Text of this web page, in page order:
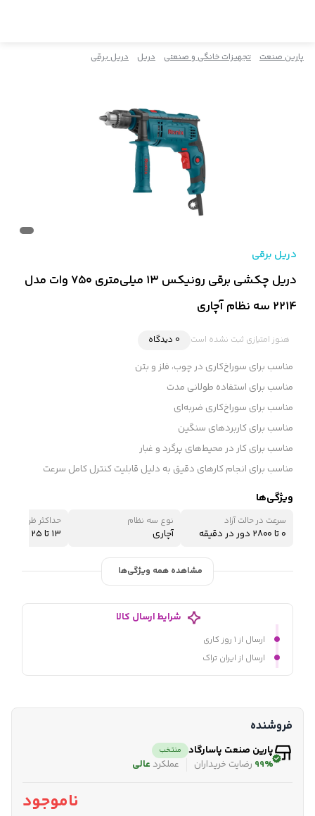
پارین صنعت تجهیزات خانگی و صنعتی دریل دریل برقی
دریل برقی
دریل چکشی برقی رونیکس ۱۳ میلی‌متری ۷۵۰ وات مدل
2214 سه نظام آچاری
هنوز امتیازی ثبت نشده است 0 دیدگاه
‌مناسب برای سوراخ‌کاری در چوب، فلز و بتن
مناسب برای استفاده طولانی مدت
مناسب برای سوراخ‌کاری‌ ضربه‌ای
مناسب برای کاربردهای سنگین
مناسب برای کار در محیط‌های پرگرد و غبار
مناسب برای انجام کارهای دقیق به دلیل قابلیت کنترل کامل سرعت
ویژگی‌ها
سرعت در حالت آزاد
۰ تا ۲۸۰۰ دور در دقیقه
نوع سه نظام
آچاری
حداکثر ظرفیت
۱۳ تا ۲۵ میلی‌متر
مشاهده همه ویژگی‌ها
شرایط ارسال کالا
ارسال از ۱ روز کاری
ارسال از ایران تراک
فروشنده
پارین صنعت پاسارگاد منتخب
99% رضایت خریداران عملکرد عالی
ناموجود